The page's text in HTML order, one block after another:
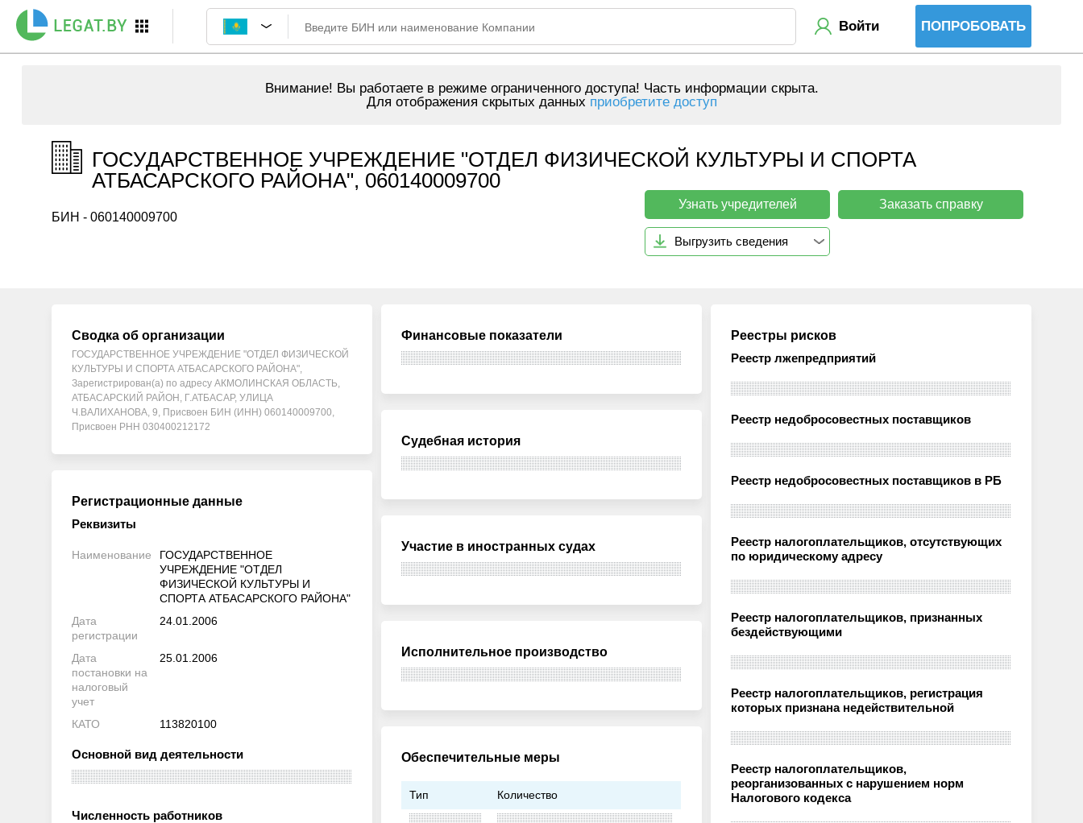
Войти ПОПРОБОВАТЬ
Внимание! Вы работаете в режиме ограниченного доступа! Часть информации скрыта.
Для отображения скрытых данных приобретите доступ
ГОСУДАРСТВЕННОЕ УЧРЕЖДЕНИЕ "ОТДЕЛ ФИЗИЧЕСКОЙ КУЛЬТУРЫ И СПОРТА
АТБАСАРСКОГО РАЙОНА", 060140009700
БИН - 060140009700
Узнать учредителей Заказать справку
Выгрузить сведения
Сводка об организации
ГОСУДАРСТВЕННОЕ УЧРЕЖДЕНИЕ "ОТДЕЛ ФИЗИЧЕСКОЙ
КУЛЬТУРЫ И СПОРТА АТБАСАРСКОГО РАЙОНА",
Зарегистрирован(а) по адресу АКМОЛИНСКАЯ ОБЛАСТЬ,
АТБАСАРСКИЙ РАЙОН, Г.АТБАСАР, УЛИЦА
Ч.ВАЛИХАНОВА, 9, Присвоен БИН (ИНН) 060140009700,
Присвоен РНН 030400212172
Регистрационные данные
Реквизиты
Наименование
ГОСУДАРСТВЕННОЕ
УЧРЕЖДЕНИЕ "ОТДЕЛ
ФИЗИЧЕСКОЙ КУЛЬТУРЫ И
СПОРТА АТБАСАРСКОГО РАЙОНА"
Дата
регистрации
24.01.2006
Дата
постановки на
налоговый
учет
25.01.2006
КАТО 113820100
Основной вид деятельности
Численность работников
Финансовые показатели
Судебная история
Участие в иностранных судах
Исполнительное производство
Обеспечительные меры
Тип Количество
Реестры рисков
Реестр лжепредприятий
Реестр недобросовестных поставщиков
Реестр недобросовестных поставщиков в РБ
Реестр налогоплательщиков, отсутствующих
по юридическому адресу
Реестр налогоплательщиков, признанных
бездействующими
Реестр налогоплательщиков, регистрация
которых признана недействительной
Реестр налогоплательщиков,
реорганизованных с нарушением норм
Налогового кодекса